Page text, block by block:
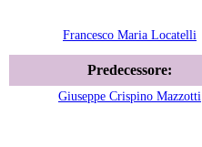
Francesco Maria Locatelli
Predecessore:
Giuseppe Crispino Mazzotti